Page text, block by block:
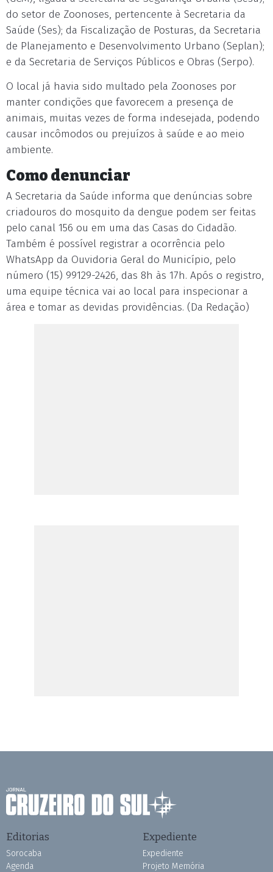
do setor de Zoonoses, pertencente à Secretaria da
Saúde (Ses); da Fiscalização de Posturas, da Secretaria
de Planejamento e Desenvolvimento Urbano (Seplan);
e da Secretaria de Serviços Públicos e Obras (Serpo).
O local já havia sido multado pela Zoonoses por
manter condições que favorecem a presença de
animais, muitas vezes de forma indesejada, podendo
causar incômodos ou prejuízos à saúde e ao meio
ambiente.
Como denunciar
A Secretaria da Saúde informa que denúncias sobre
criadouros do mosquito da dengue podem ser feitas
pelo canal 156 ou em uma das Casas do Cidadão.
Também é possível registrar a ocorrência pelo
WhatsApp da Ouvidoria Geral do Município, pelo
número (15) 99129-2426, das 8h às 17h. Após o registro,
uma equipe técnica vai ao local para inspecionar a
área e tomar as devidas providências. (Da Redação)
Editorias
Sorocaba
Agenda
Expediente
Expediente
Projeto Memória